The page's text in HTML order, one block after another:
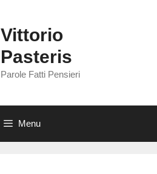
Vittorio
Pasteris
Parole Fatti Pensieri
Menu